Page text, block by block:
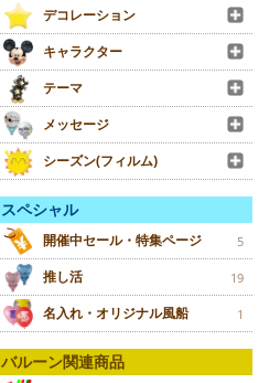
デコレーション
キャラクター
テーマ
メッセージ
シーズン(フィルム)
スペシャル
開催中セール・特集ページ 5
推し活 19
名入れ・オリジナル風船 1
バルーン関連商品